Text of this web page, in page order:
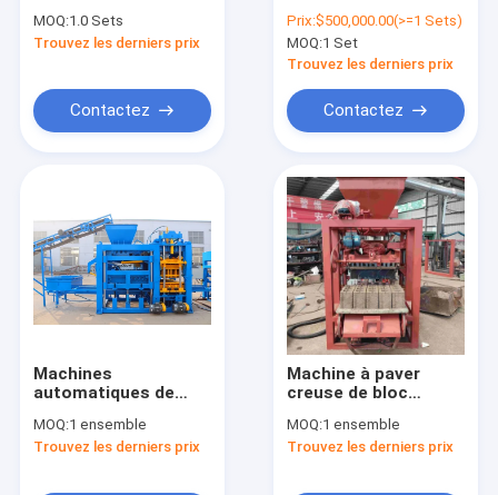
Plant Autoclave
Aerated Concrete
MOQ:1.0 Sets
Trouvez les derniers prix
Contactez
making machine light
block machine
factory
Prix:$500,000.00(>=1 Sets)
MOQ:1 Set
Trouvez les derniers prix
Contactez
Machines
automatiques de
ciment de machine
de fabrication de
MOQ:1 ensemble
Trouvez les derniers prix
Machine à paver
creuse de bloc
machine de blocage
concret
MOQ:1 ensemble
Trouvez les derniers prix